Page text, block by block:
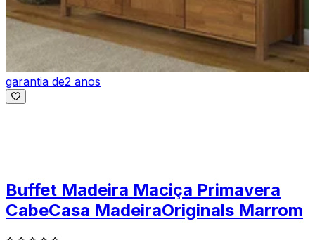
garantia de2 anos
Buffet Madeira Maciça Primavera
CabeCasa MadeiraOriginals Marrom